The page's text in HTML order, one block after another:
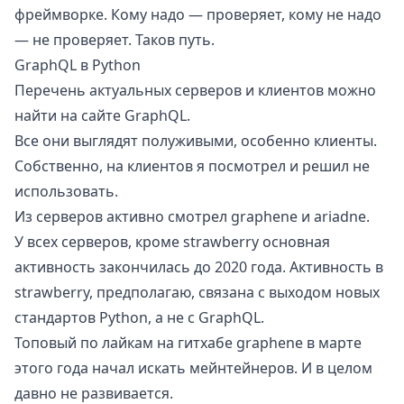
фреймворке. Кому надо — проверяет, кому не надо
— не проверяет. Таков путь.
GraphQL в Python
Перечень актуальных серверов и клиентов можно
найти на сайте GraphQL.
Все они выглядят полуживыми, особенно клиенты.
Собственно, на клиентов я посмотрел и решил не
использовать.
Из серверов активно смотрел graphene и ariadne.
У всех серверов, кромеstrawberry основная
активность закончилась до 2020 года. Активность в
strawberry, предполагаю, связана с выходом новых
стандартов Python, а не с GraphQL.
Топовый по лайкам на гитхабе graphene в марте
этого года начал искать мейнтейнеров. И в целом
давно не развивается.